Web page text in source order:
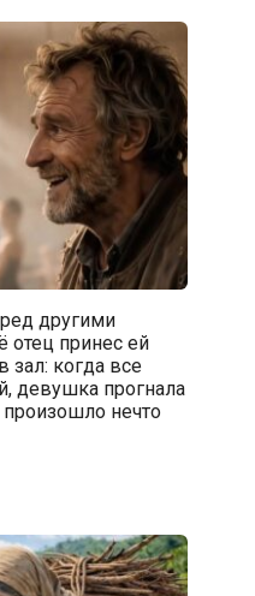
другими
отец принес ей
зал: когда все
девушка прогнала
нечто